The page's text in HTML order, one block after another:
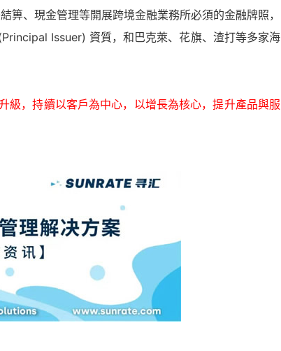
、現金管理等開展跨境金融業務所必須的金融牌照，
Issuer) 資質，和巴克萊、花旗、渣打等多家海
級，持續以客戶為中心，以增長為核心，提升產品與服